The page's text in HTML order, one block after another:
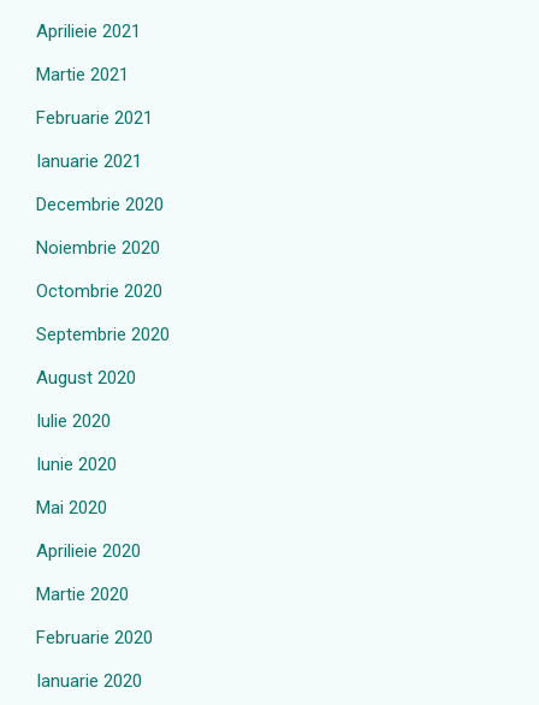
Aprilieie 2021
Martie 2021
Februarie 2021
Ianuarie 2021
Decembrie 2020
Noiembrie 2020
Octombrie 2020
Septembrie 2020
August 2020
Iulie 2020
Iunie 2020
Mai 2020
Aprilieie 2020
Martie 2020
Februarie 2020
Ianuarie 2020